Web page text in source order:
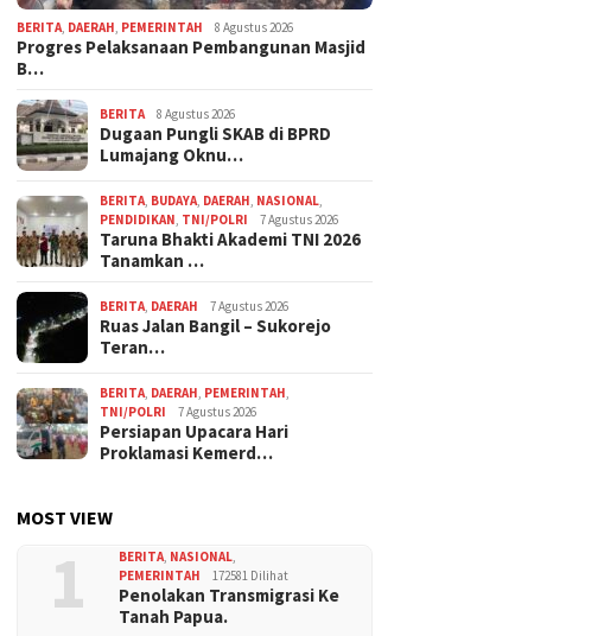
BERITA, DAERAH, PEMERINTAH 8 Agustus 2026
Progres Pelaksanaan Pembangunan Masjid
B…
BERITA 8 Agustus 2026
Dugaan Pungli SKAB di BPRD
Lumajang Oknu…
BERITA, BUDAYA, DAERAH, NASIONAL,
PENDIDIKAN, TNI/POLRI 7 Agustus 2026
Taruna Bhakti Akademi TNI 2026
Tanamkan …
BERITA, DAERAH 7 Agustus 2026
Ruas Jalan Bangil – Sukorejo
Teran…
BERITA, DAERAH, PEMERINTAH,
TNI/POLRI
7 Agustus 2026
Persiapan Upacara Hari
Proklamasi Kemerd…
MOST VIEW
1 BERITA, NASIONAL,
PEMERINTAH
172581 Dilihat
Penolakan Transmigrasi Ke
Tanah Papua.